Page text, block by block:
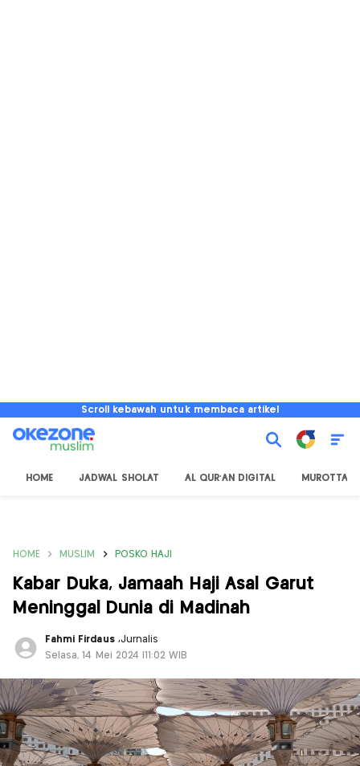
Scroll kebawah untuk membaca artikel
HOME JADWAL SHOLAT AL QUR'AN DIGITAL MUROTTAL
HOME MUSLIM POSKO HAJI
Kabar Duka, Jamaah Haji Asal Garut
Meninggal Dunia di Madinah
Fahmi Firdaus ,Jurnalis
Selasa, 14 Mei 2024 |11:02 WIB